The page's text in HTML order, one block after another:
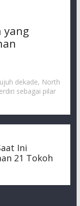
yang
dekade, North
sebagai pilar
Ini
21 Tokoh